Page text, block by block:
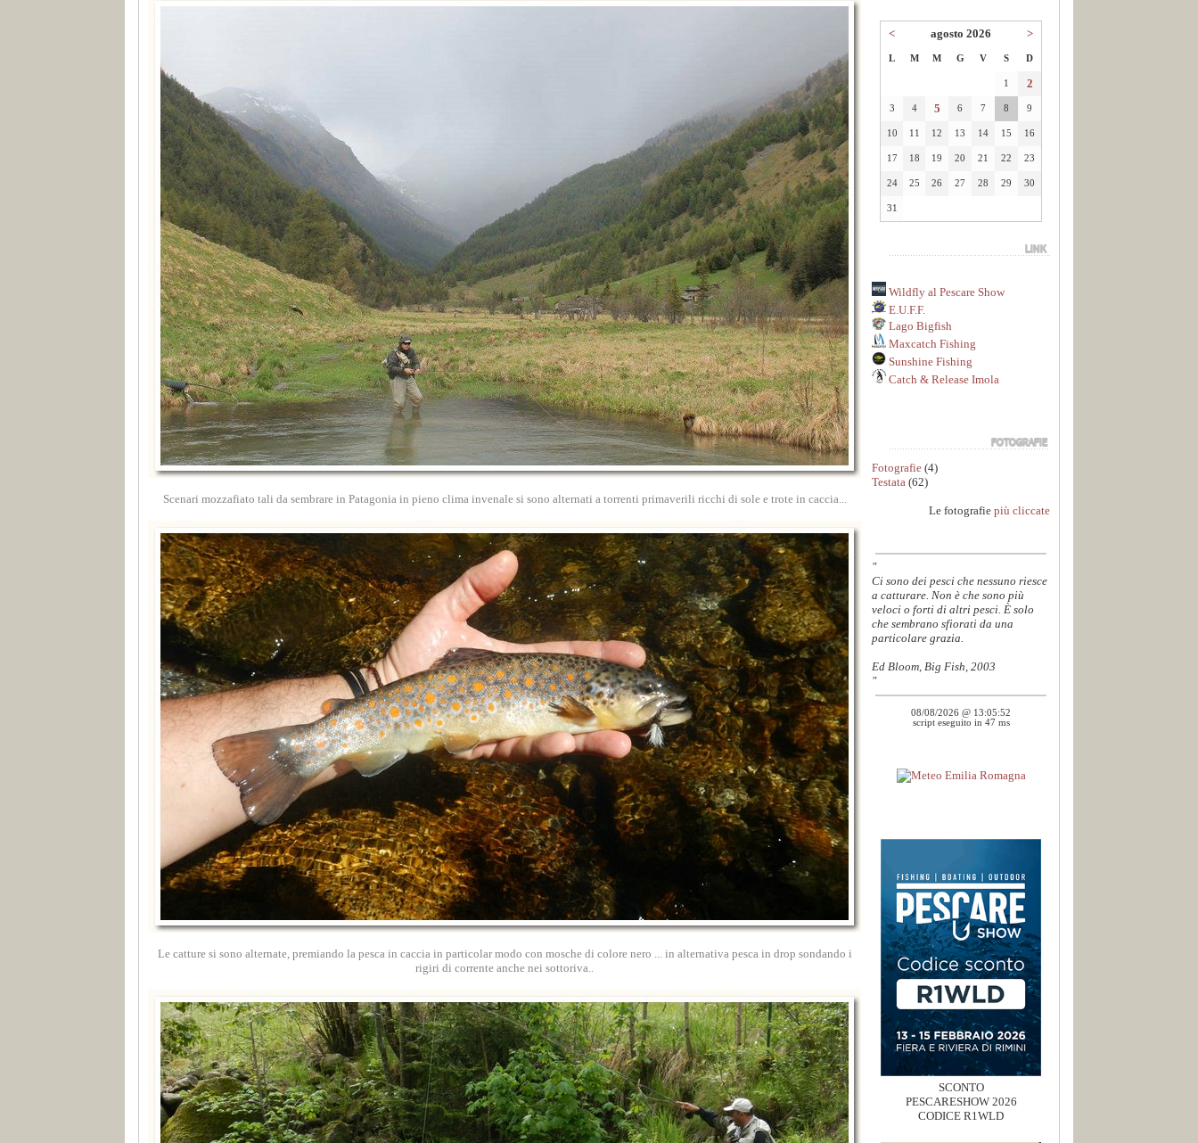
Scenari mozzafiato tali da sembrare in Patagonia in pieno clima invenale si sono alternati a torrenti primaverili ricchi di sole e trote in caccia...
Le catture si sono alternate, premiando la pesca in caccia in particolar modo con mosche di colore nero ... in alternativa pesca in drop sondando i
rigiri di corrente anche nei sottoriva..
< agosto 2026 >
L M M G V S D
1 2
3 4 5 6 7 8 9
10 11 12 13 14 15 16
17 18 19 20 21 22 23
24 25 26 27 28 29 30
31
Wildfly al Pescare Show
E.U.F.F.
Lago Bigfish
Maxcatch Fishing
Sunshine Fishing
Catch & Release Imola
Fotografie (4)
Testata (62)
Le fotografie più cliccate
"
Ci sono dei pesci che nessuno riesce
a catturare. Non è che sono più
veloci o forti di altri pesci. È solo
che sembrano sfiorati da una
particolare grazia.
Ed Bloom, Big Fish, 2003
"
08/08/2026 @ 13:05:52
script eseguito in 47 ms
SCONTO
PESCARESHOW 2026
CODICE R1WLD